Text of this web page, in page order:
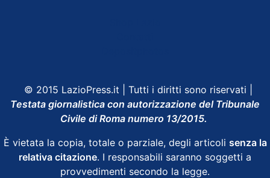
© 2015 LazioPress.it | Tutti i diritti sono riservati |
Testata giornalistica con autorizzazione del Tribunale
Civile di Roma numero 13/2015.
È vietata la copia, totale o parziale, degli articoli senza la
relativa citazione. I responsabili saranno soggetti a
provvedimenti secondo la legge.